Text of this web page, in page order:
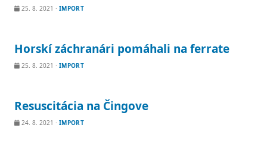
25. 8. 2021 · IMPORT
Horskí záchranári pomáhali na ferrate
25. 8. 2021 · IMPORT
Resuscitácia na Čingove
24. 8. 2021 · IMPORT